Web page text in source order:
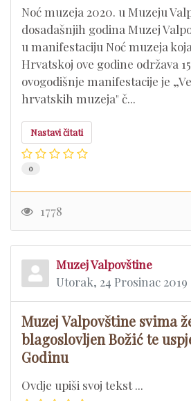
Noć muzeja 2020. u Muzeju
dosadašnjih godina Muzej
u manifestaciju Noć muzeja
Hrvatskoj ove godine održava
ovogodišnje manifestacije je
hrvatskih muzeja" č...
Nastavi čitati
0
1778
Muzej Valpovštine
Utorak, 24 Prosinac 2019
Muzej Valpovštine svima
blagoslovljen Božić te
Godinu
Ovdje upiši svoj tekst ...